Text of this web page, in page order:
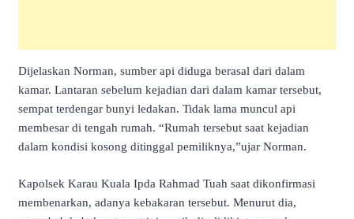
Dijelaskan Norman, sumber api diduga berasal dari dalam
kamar. Lantaran sebelum kejadian dari dalam kamar tersebut,
sempat terdengar bunyi ledakan. Tidak lama muncul api
membesar di tengah rumah. “Rumah tersebut saat kejadian
dalam kondisi kosong ditinggal pemiliknya,”ujar Norman.
Kapolsek Karau Kuala Ipda Rahmad Tuah saat dikonfirmasi
membenarkan, adanya kebakaran tersebut. Menurut dia,